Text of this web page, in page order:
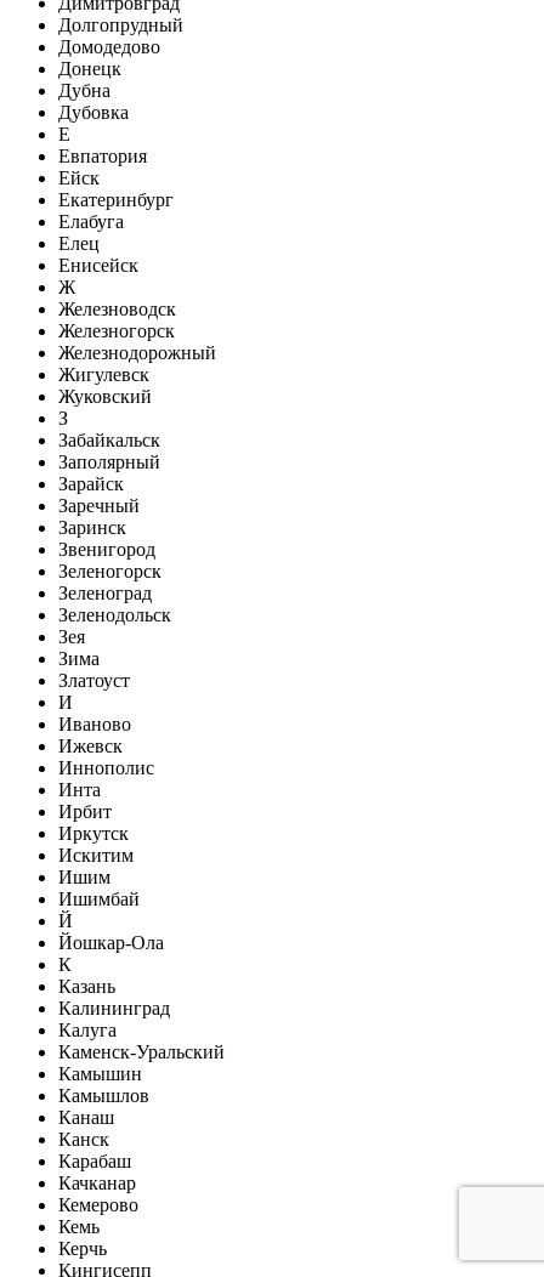
Долгопрудный
Домодедово
Донецк
Дубна
Дубовка
Е
Евпатория
Ейск
Екатеринбург
Елабуга
Елец
Енисейск
Ж
Железноводск
Железногорск
Железнодорожный
Жигулевск
Жуковский
З
Забайкальск
Заполярный
Зарайск
Заречный
Заринск
Звенигород
Зеленогорск
Зеленоград
Зеленодольск
Зея
Зима
Златоуст
И
Иваново
Ижевск
Иннополис
Инта
Ирбит
Иркутск
Искитим
Ишим
Ишимбай
Й
Йошкар-Ола
К
Казань
Калининград
Калуга
Каменск-Уральский
Камышин
Камышлов
Канаш
Канск
Карабаш
Качканар
Кемерово
Кемь
Керчь
Кингисепп